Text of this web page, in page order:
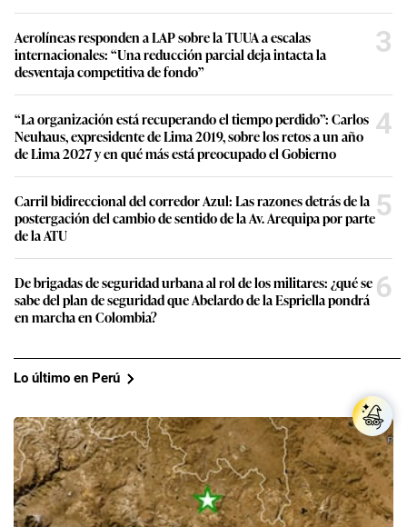
Aerolíneas responden a LAP sobre la TUUA a escalas
internacionales: “Una reducción parcial deja intacta la
desventaja competitiva de fondo”
3
“La organización está recuperando el tiempo perdido”: Carlos
Neuhaus, expresidente de Lima 2019, sobre los retos a un año
de Lima 2027 y en qué más está preocupado el Gobierno
4
Carril bidireccional del corredor Azul: Las razones detrás de la
postergación del cambio de sentido de la Av. Arequipa por parte
de la ATU
5
De brigadas de seguridad urbana al rol de los militares: ¿qué se
sabe del plan de seguridad que Abelardo de la Espriella pondrá
en marcha en Colombia?
6
Lo último en Perú